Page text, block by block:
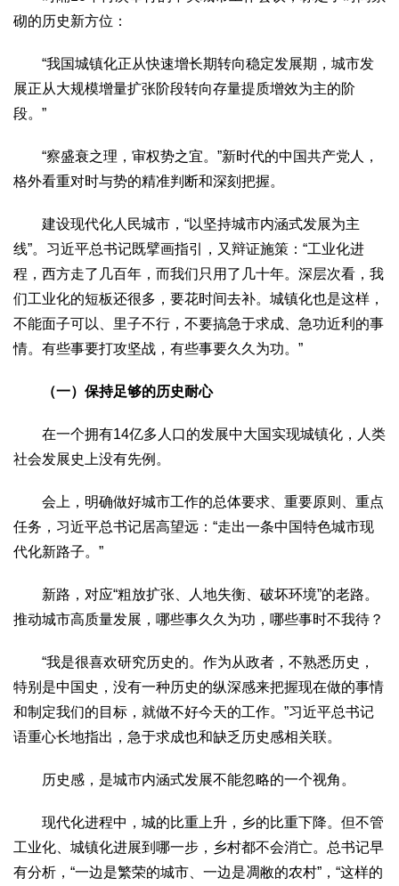
中国与世界 国际视点
生态
生态文明 能源资源 环境保护 地方生态 休闲旅游
视频
访谈 动态
地方
赣
鄂 粤 渝
陕
甘 青 宁 新 港 澳 台
智库
智库建设 智库专家 智库战略 智库之声
地方动态 地方强音
在线期刊
2017 2016 2015 2018
关于我们
杂志简介 杂志编委会 组织机构 联系我们 智慧中国动态
智慧城市
智慧环保
智慧会客厅 县域经济 城乡建设 乡村振兴
工作动态 康养思语 明星老人 项目介绍
县域经济
合作伙伴
砌的历史新方位：
“我国城镇化正从快速增长期转向稳定发展期，城市发
展正从大规模增量扩张阶段转向存量提质增效为主的阶
段。”
“察盛衰之理，审权势之宜。”新时代的中国共产党人，
格外看重对时与势的精准判断和深刻把握。
建设现代化人民城市，“以坚持城市内涵式发展为主
线”。习近平总书记既擘画指引，又辩证施策：“工业化进
程，西方走了几百年，而我们只用了几十年。深层次看，我
们工业化的短板还很多，要花时间去补。城镇化也是这样，
不能面子可以、里子不行，不要搞急于求成、急功近利的事
情。有些事要打攻坚战，有些事要久久为功。”
（一）保持足够的历史耐心
在一个拥有14亿多人口的发展中大国实现城镇化，人类
社会发展史上没有先例。
会上，明确做好城市工作的总体要求、重要原则、重点
任务，习近平总书记居高望远：“走出一条中国特色城市现
代化新路子。”
新路，对应“粗放扩张、人地失衡、破坏环境”的老路。
推动城市高质量发展，哪些事久久为功，哪些事时不我待？
“我是很喜欢研究历史的。作为从政者，不熟悉历史，
特别是中国史，没有一种历史的纵深感来把握现在做的事情
和制定我们的目标，就做不好今天的工作。”习近平总书记
语重心长地指出，急于求成也和缺乏历史感相关联。
历史感，是城市内涵式发展不能忽略的一个视角。
现代化进程中，城的比重上升，乡的比重下降。但不管
工业化、城镇化进展到哪一步，乡村都不会消亡。总书记早
有分析，“一边是繁荣的城市、一边是凋敝的农村”，“这样的